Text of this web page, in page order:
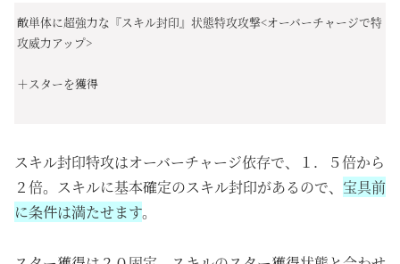
敵単体に超強力な『スキル封印』状態特攻攻撃<オーバーチャージで特
攻威力アップ>
＋スターを獲得
スキル封印特攻はオーバーチャージ依存で、１．５倍から
２倍。スキルに基本確定のスキル封印があるので、 宝具前
に条件は満たせます。